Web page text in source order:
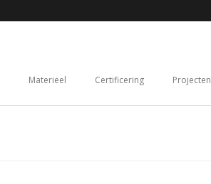
Materieel Certificering Projecten